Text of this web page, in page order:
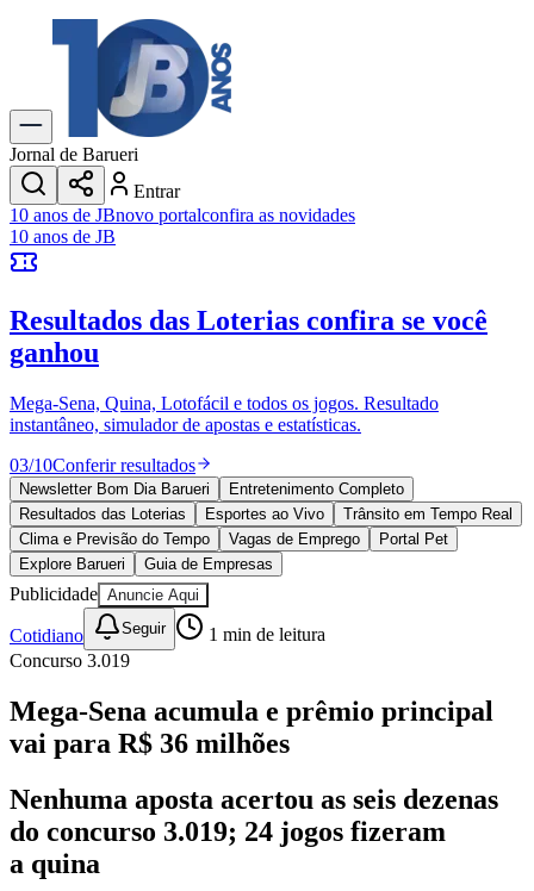
Explore Tudo
Últimas Notícias
Previsão do Tempo
Trânsito e Rotas
Dia a Dia & Lazer
Transportes
Gastronomia
Cinema & Shows
JogosNovo
Anuncie no Portal
Cadastrar Empresa
Divulgar Vagas
Política
Esportes
Saúde
Segurança
Cultura
Meio Ambiente
Obras
Educação
Bairros de Barueri
AldeiaAldeia da SerraAldeia de Barueri
Vista
Califórnia Carapicuíba Chácaras Marco
Cidades da
RegiãoCotiaCruz PretaEngenho NovoFazenda
MilitarItapeviJandira Jardim AudirJardim BelvalJardim
Califórnia
EsperançaJardim Graziela
Jornal de Barueri
Entrar
10 anos de JBnovo portalconfira as novidades
10 anos de JB
Resultados das Loterias confira se você
ganhou
Mega-Sena, Quina, Lotofácil e todos os jogos. Resultado
instantâneo, simulador de apostas e estatísticas.
03/10Conferir resultados
Newsletter Bom Dia Barueri
Entretenimento Completo
Resultados das Loterias
Esportes ao Vivo
Trânsito em Tempo Real
Clima e Previsão do Tempo
Vagas de Emprego
Portal Pet
Explore Barueri
Guia de Empresas
Publicidade Anuncie Aqui
Cotidiano Seguir 1 min de leitura
Concurso 3.019
Mega-Sena acumula e prêmio principal
vai para R$ 36 milhões
Nenhuma aposta acertou as seis dezenas
do concurso 3.019; 24 jogos fizeram
a quina